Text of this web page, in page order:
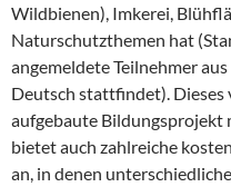
Wildbienen), Imkerei,
Naturschutzthemen hat
angemeldete Teilnehmer
Deutsch stattfindet). Dieses
aufgebaute Bildungsprojekt
bietet auch zahlreiche
an, in denen